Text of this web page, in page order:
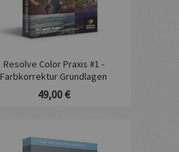
Resolve Color Praxis #1 -
Farbkorrektur Grundlagen
49,00 €